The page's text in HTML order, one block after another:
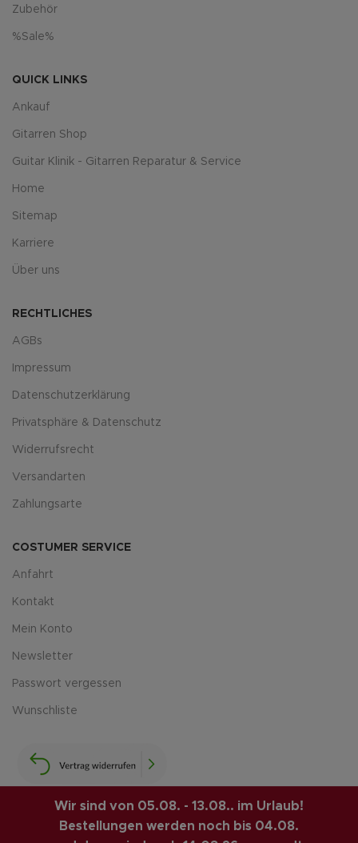
Wir sind von 05.08. - 13.08.. im Urlaub!
Bestellungen werden noch bis 04.08.
Zubehör
%Sale%
QUICK LINKS
Ankauf
Gitarren Shop
Guitar Klinik - Gitarren Reparatur & Service
Home
Sitemap
Karriere
Über uns
RECHTLICHES
AGBs
Impressum
Datenschutzerklärung
Privatsphäre & Datenschutz
Widerrufsrecht
Versandarten
Zahlungsarte
COSTUMER SERVICE
Anfahrt
Kontakt
Mein Konto
Newsletter
Passwort vergessen
Wunschliste
LUIS-GUITAR-GARAGE.COM © 2026 | CREATED BY